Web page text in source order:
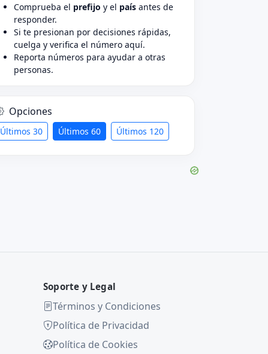
Comprueba el prefijo y el país antes de
responder.
Si te presionan por decisiones rápidas,
cuelga y verifica el número aquí.
Reporta números para ayudar a otras
personas.
Opciones
Últimos 30 Últimos 60 Últimos 120
Soporte y Legal
Términos y Condiciones
Política de Privacidad
Política de Cookies